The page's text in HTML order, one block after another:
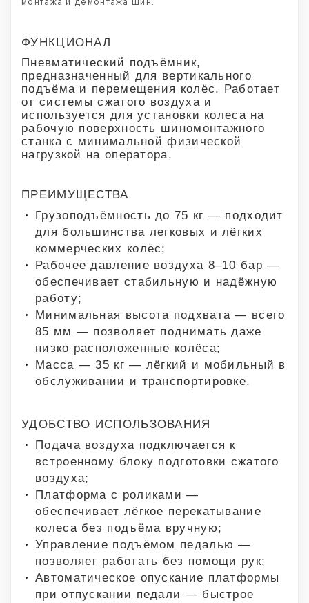
ФУНКЦИОНАЛ
Пневматический подъёмник,
предназначенный для вертикального
подъёма и перемещения колёс. Работает
от системы сжатого воздуха и
используется для установки колеса на
рабочую поверхность шиномонтажного
станка с минимальной физической
нагрузкой на оператора.
ПРЕИМУЩЕСТВА
Грузоподъёмность до 75 кг — подходит
для большинства легковых и лёгких
коммерческих колёс;
Рабочее давление воздуха 8–10 бар —
обеспечивает стабильную и надёжную
работу;
Минимальная высота подхвата — всего
85 мм — позволяет поднимать даже
низко расположенные колёса;
Масса — 35 кг — лёгкий и мобильный в
обслуживании и транспортировке.
УДОБСТВО ИСПОЛЬЗОВАНИЯ
Подача воздуха подключается к
встроенному блоку подготовки сжатого
воздуха;
Платформа с роликами —
обеспечивает лёгкое перекатывание
колеса без подъёма вручную;
Управление подъёмом педалью —
позволяет работать без помощи рук;
Автоматическое опускание платформы
при отпускании педали — быстрое